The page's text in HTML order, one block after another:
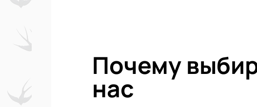
ощутить весь драйв и эмоции, которые
Почему
нас